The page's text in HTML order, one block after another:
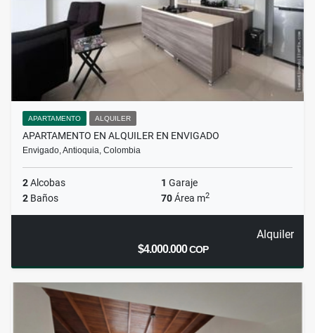
APARTAMENTO ALQUILER
APARTAMENTO EN ALQUILER EN ENVIGADO
Envigado, Antioquia, Colombia
2Alcobas 1 Garaje
2 Baños 70Área m2
Alquiler
$4.000.000COP